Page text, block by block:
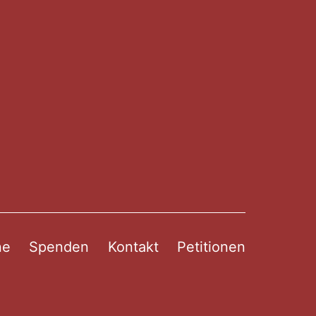
Spenden Kontakt Petitionen